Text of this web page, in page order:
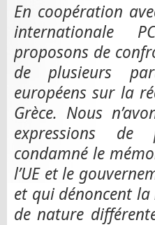
En coopération
internationale
proposons de
de plusieurs
européens sur la
Grèce. Nous
expressions
condamné le
l’UE et le
et qui dénoncent la
de nature